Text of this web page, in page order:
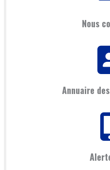
Nous
Annuaire